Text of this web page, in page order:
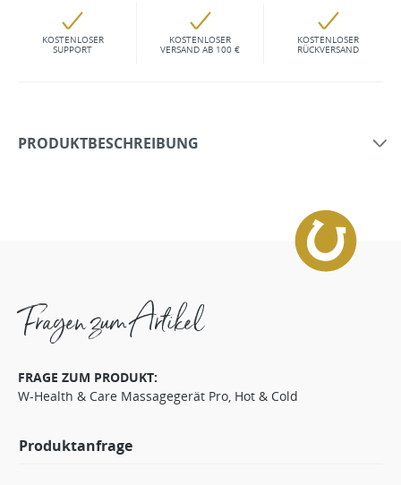
KOSTENLOSER
SUPPORT
KOSTENLOSER
VERSAND AB 100 €
KOSTENLOSER
RÜCKVERSAND
PRODUKTBESCHREIBUNG
Fragen zum Artikel
FRAGE ZUM PRODUKT:
W-Health & Care Massagegerät Pro, Hot & Cold
Produktanfrage